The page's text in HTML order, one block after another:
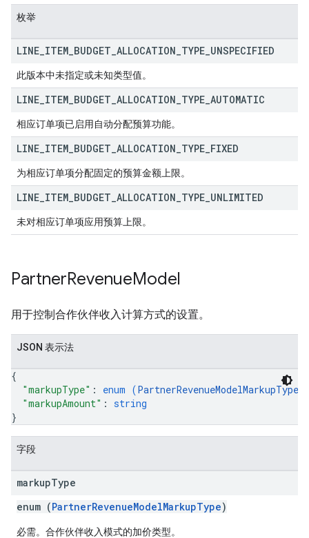
枚举
LINE ITEM BUDGET ALLOCATION TYPE UNSPECIFIED
此版本中未指定或未知类型值。
LINE ITEM BUDGET ALLOCATION TYPE AUTOMATIC
相应订单项已启用自动分配预算功能。
LINE ITEM BUDGET ALLOCATION TYPE FIXED
为相应订单项分配固定的预算金额上限。
LINE ITEM BUDGET ALLOCATION TYPE UNLIMITED
未对相应订单项应用预算上限。
PartnerRevenueModel
用于控制合作伙伴收入计算方式的设置。
JSON 表示法
{
"markupType" : enum (PartnerRevenueModelMarkupType
"markupAmount" : string
}
字段
markupType
enum (PartnerRevenueModelMarkupType)
必需。合作伙伴收入模式的加价类型。